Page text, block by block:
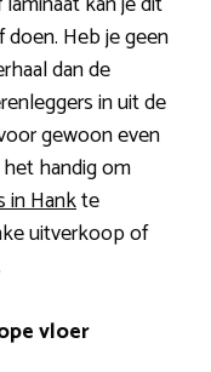
Heb je geen
dan de
in uit de
gewoon even
handig om
in Hankte
uitverkoop of
vloer